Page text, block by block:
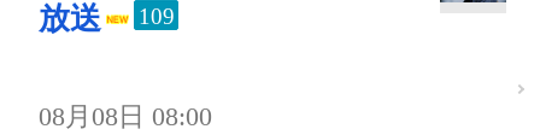
放送
109
08月08日 08:00